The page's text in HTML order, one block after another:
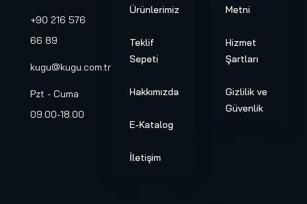
+90 216 576
66 89
kugu@kugu.com.tr
Pzt - Cuma
09.00-18.00
Ürünlerimiz
Teklif
Sepeti
Hakkımızda
E-Katalog
İletişim
Metni
Hizmet
Şartları
Gizlilik ve
Güvenlik